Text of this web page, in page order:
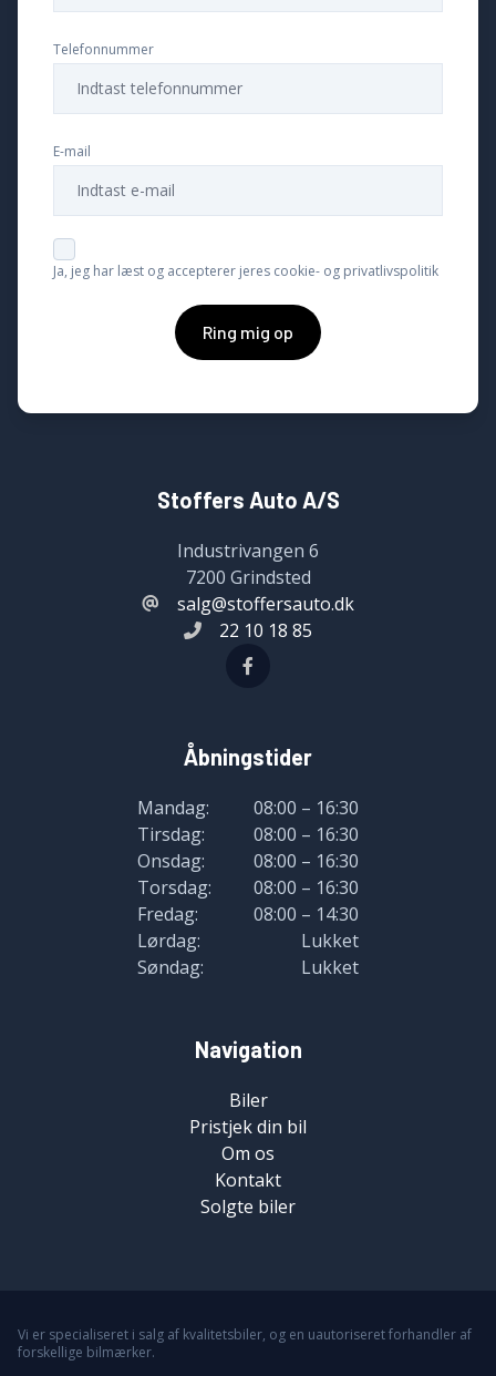
Telefonnummer
E-mail
Ja, jeg har læst og accepterer jeres cookie- og privatlivspolitik
Ring mig op
Stoffers Auto A/S
Industrivangen 6
7200 Grindsted
salg@stoffersauto.dk
22 10 18 85
Åbningstider
Mandag:
08:00 – 16:30
Tirsdag:
08:00 – 16:30
Onsdag:
08:00 – 16:30
Torsdag:
08:00 – 16:30
Fredag:
08:00 – 14:30
Lørdag:
Lukket
Søndag:
Lukket
Navigation
Biler
Pristjek din bil
Om os
Kontakt
Solgte biler
Vi er specialiseret i salg af kvalitetsbiler, og en uautoriseret forhandler af
forskellige bilmærker.